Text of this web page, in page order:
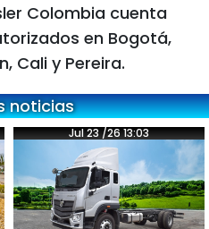
Colombia cuenta
en Bogotá,
Cali y Pereira.
noticias
Jul 23 /26 13:03